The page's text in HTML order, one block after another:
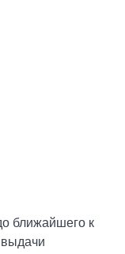
ближайшего к